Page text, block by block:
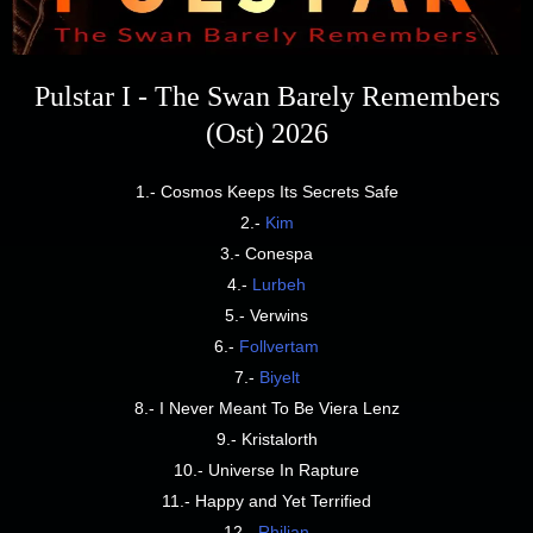
Pulstar I - The Swan Barely Remembers
(Ost) 2026
1.- Cosmos Keeps Its Secrets Safe
2.- Kim
3.- Conespa
4.- Lurbeh
5.- Verwins
6.- Follvertam
7.- Biyelt
8.- I Never Meant To Be Viera Lenz
9.- Kristalorth
10.- Universe In Rapture
11.- Happy and Yet Terrified